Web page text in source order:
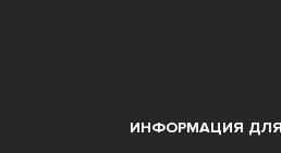
ИНФОРМАЦИЯ